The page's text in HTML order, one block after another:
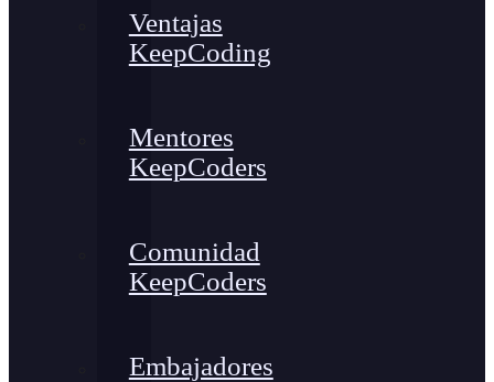
Ventajas
KeepCoding
Mentores
KeepCoders
Comunidad
KeepCoders
Embajadores